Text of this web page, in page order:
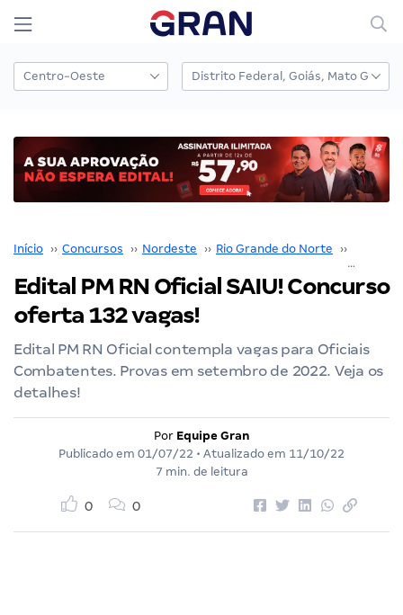
Início ›› Concursos ›› Nordeste ›› Rio Grande do Norte ››
Edital PM RN Oficial SAIU! Concurso
oferta 132 vagas!
Edital PM RN Oficial contempla vagas para Oficiais
Combatentes. Provas em setembro de 2022. Veja os
detalhes!
Por Equipe Gran
Publicado em 01/07/22 • Atualizado em 11/10/22
7 min. de leitura
0 0